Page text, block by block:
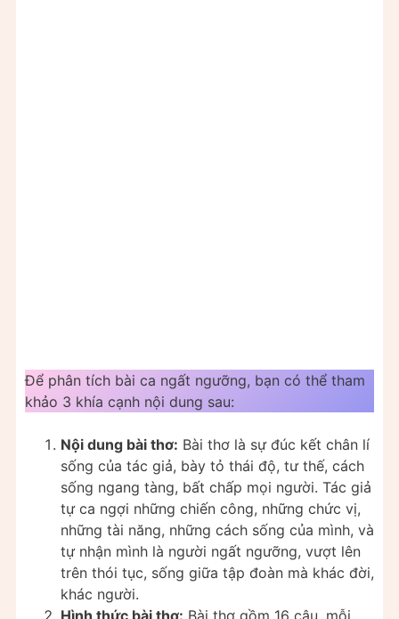
Để phân tích bài ca ngất ngưỡng, bạn có thể tham
khảo 3 khía cạnh nội dung sau:
Nội dung bài thơ: Bài thơ là sự đúc kết chân lí
sống của tác giả, bày tỏ thái độ, tư thế, cách
sống ngang tàng, bất chấp mọi người. Tác giả
tự ca ngợi những chiến công, những chức vị,
những tài năng, những cách sống của mình, và
tự nhận mình là người ngất ngưỡng, vượt lên
trên thói tục, sống giữa tập đoàn mà khác đời,
khác người.
Hình thức bài thơ: Bài thơ gồm 16 câu, mỗi